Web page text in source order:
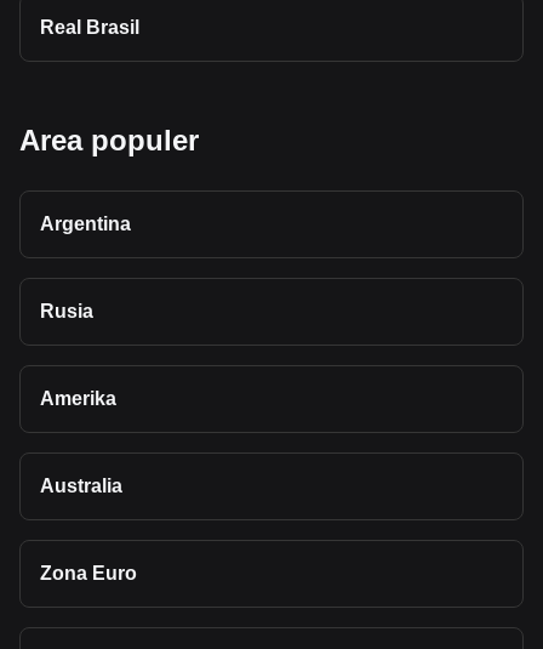
Real Brasil
Area populer
Argentina
Rusia
Amerika
Australia
Zona Euro